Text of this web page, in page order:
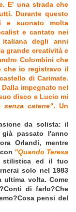
E' una strada che
Durante questo
e suonato molta
e cantato nei
degli anni
grande creatività e
Colombini che
che io registravo il
di Carimate.
impegnato nel
disco e Lucio mi
senza catene". Un
da solista: il
passato l'anno
Orlandi, mentre
"Quando Teresa
stilistica ed il tuo
solo nel 1983
ultima volta. Come
di farlo?Che
pensi del